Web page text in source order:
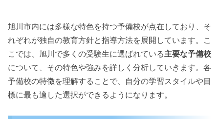
旭川市内には多様な特色を持つ予備校が点在しており、そ
れぞれが独自の教育方針と指導方法を展開しています。こ
こでは、旭川で多くの受験生に選ばれている主要な予備校
について、その特色や強みを詳しく分析していきます。各
予備校の特徴を理解することで、自分の学習スタイルや目
標に最も適した選択ができるようになります。